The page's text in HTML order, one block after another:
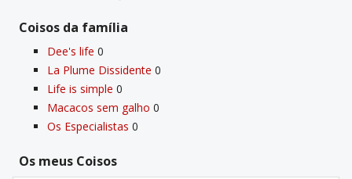
Coisos da famí­lia
Dee's life 0
La Plume Dissidente 0
Life is simple 0
Macacos sem galho 0
Os Especialistas 0
Os meus Coisos